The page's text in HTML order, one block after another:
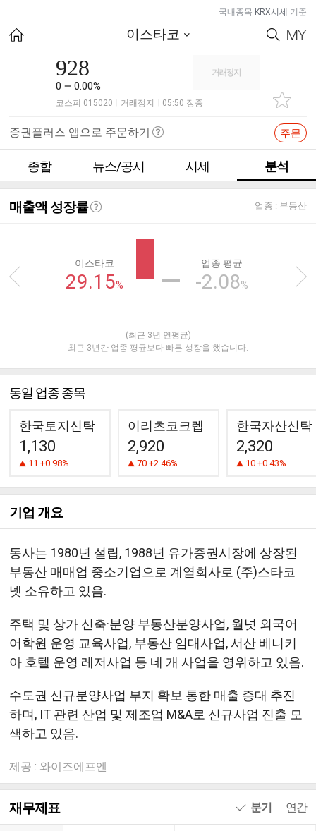
국내종목 KRX시세 기준
이스타코
928
0 0.00%
코스피 015020 거래정지 05:50 장중
증권플러스 앱으로 주문하기 주문
종합 뉴스/공시 시세 분석
매출액 성장률 업종 : 부동산
이스타코
29.15%
업종 평균
-2.08%
(최근 3년 연평균)
최근 3년간 업종 평균보다 빠른 성장을 했습니다.
동일 업종 종목
한국토지신탁
1,130
11 +0.98%
이리츠코크렙
2,920
70 +2.46%
한국자산신탁
2,320
10 +0.43%
기업 개요
동사는 1980년 설립, 1988년 유가증권시장에 상장된
부동산 매매업 중소기업으로 계열회사로 (주)스타코
넷 소유하고 있음.
주택 및 상가 신축·분양 부동산분양사업, 월넛 외국어
어학원 운영 교육사업, 부동산 임대사업, 서산 베니키
아 호텔 운영 레저사업 등 네 개 사업을 영위하고 있음.
수도권 신규분양사업 부지 확보 통한 매출 증대 추진
하며, IT 관련 산업 및 제조업 M&A로 신규사업 진출 모
색하고 있음.
제공 : 와이즈에프엔
재무제표 분기 연간